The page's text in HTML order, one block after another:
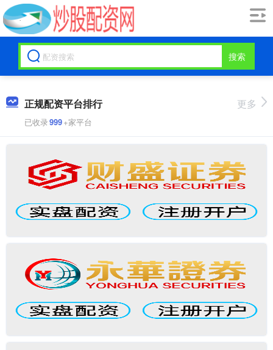
搜索
正规配资平台排行
已收录999+家平台
更多